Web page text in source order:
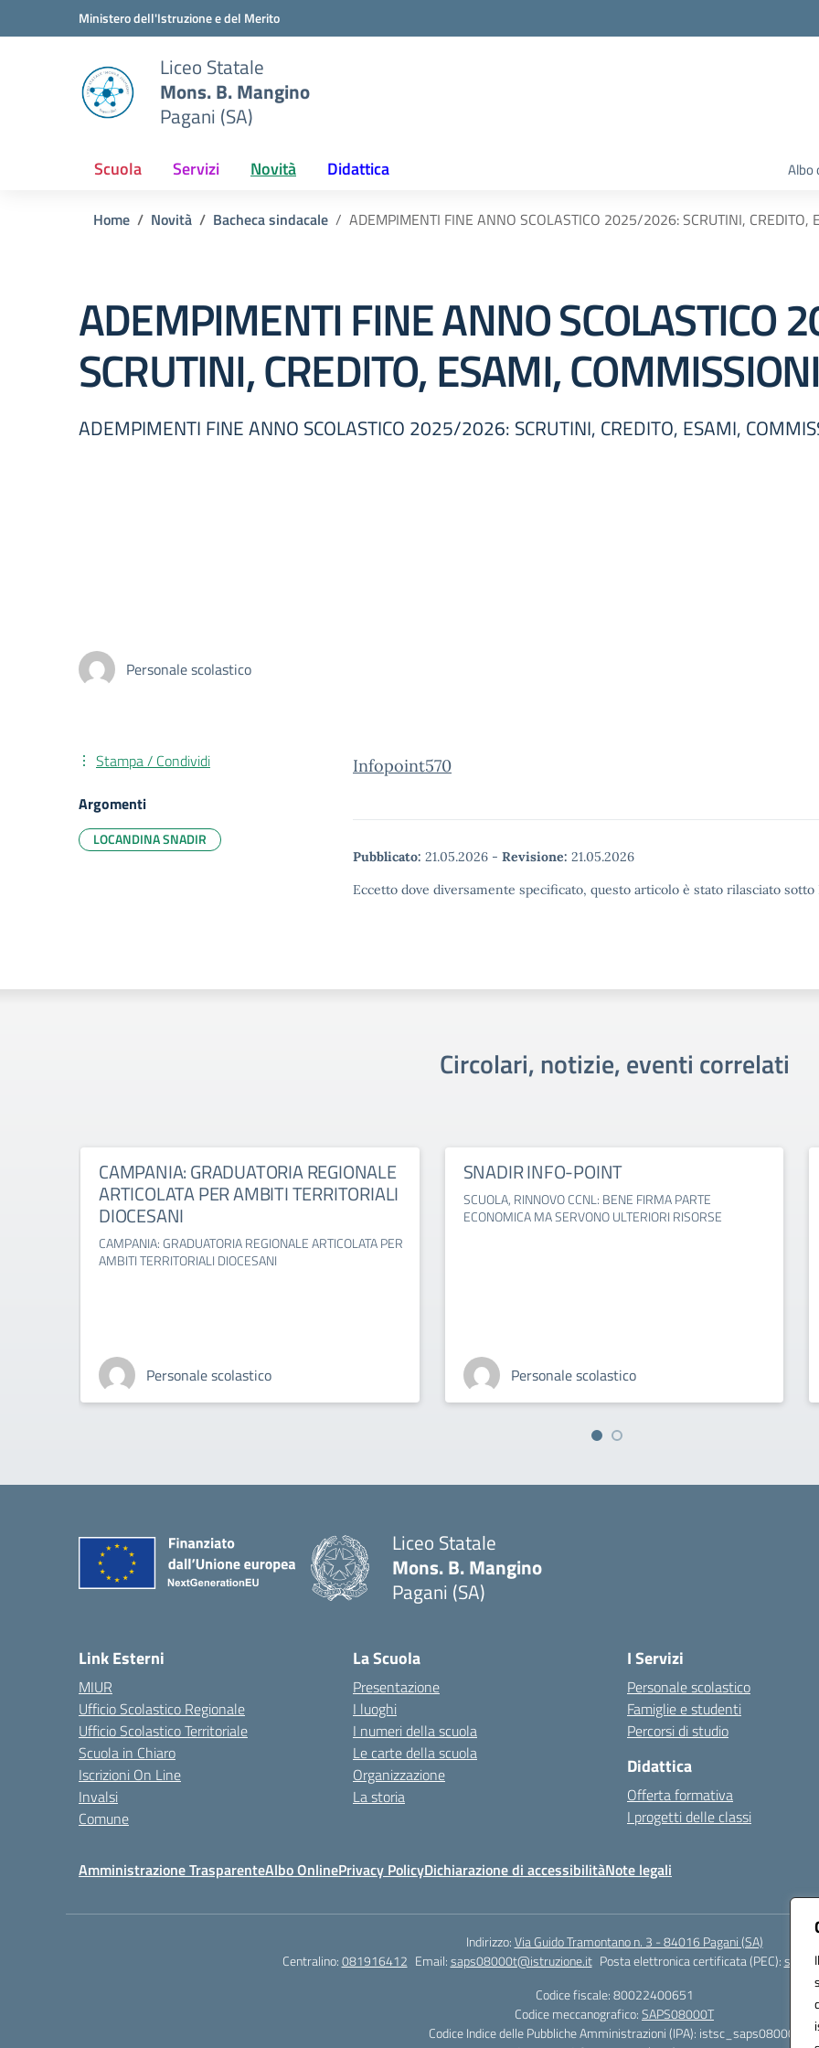
Vai ai contenuti
Vai al menu di navigazioneMinistero dell'Istruzione e del Merito
Liceo Statale
Mons. B. Mangino
Pagani (SA)
Scuola Servizi Novità Didattica Albo
Home Novità Bacheca sindacale ADEMPIMENTI FINE ANNO SCOLASTICO 2025/2026: SCRUTINI, CREDITO,
ADEMPIMENTI FINE ANNO SCOLASTICO
SCRUTINI, CREDITO, ESAMI,
ADEMPIMENTI FINE ANNO SCOLASTICO 2025/2026: SCRUTINI, CREDITO, ESAMI,
Personale scolastico
Infopoint570
Pubblicato: 21.05.2026 - Revisione: 21.05.2026
Eccetto dove diversamente specificato, questo articolo è stato rilasciato
Stampa / Condividi
Argomenti
LOCANDINA SNADIR
Circolari, notizie, eventi correlati
CAMPANIA: GRADUATORIA REGIONALE
ARTICOLATA PER AMBITI TERRITORIALI
DIOCESANI
CAMPANIA: GRADUATORIA REGIONALE ARTICOLATA PER
AMBITI TERRITORIALI DIOCESANI
Personale scolastico
SNADIR INFO-POINT
SCUOLA, RINNOVO CCNL: BENE FIRMA PARTE
ECONOMICA MA SERVONO ULTERIORI RISORSE
Personale scolastico
Liceo Statale
Mons. B. Mangino
Pagani (SA)
Link Esterni
MIUR
Ufficio Scolastico Regionale
Ufficio Scolastico Territoriale
Scuola in Chiaro
Iscrizioni On Line
Invalsi
Comune
La Scuola
Presentazione
I luoghi
I numeri della scuola
Le carte della scuola
Organizzazione
La storia
I Servizi
Personale scolastico
Famiglie e studenti
Percorsi di studio
Didattica
Offerta formativa
I progetti delle classi
Amministrazione TrasparenteAlbo OnlinePrivacy PolicyDichiarazione di accessibilitàNote legali
Indirizzo:Via Guido Tramontano n. 3 - 84016 Pagani (SA)
Centralino:081916412 Email:saps08000t@istruzione.it Posta elettronica certificata (PEC):
Codice fiscale: 80022400651
Codice meccanografico:SAPS08000T
Codice Indice delle Pubbliche Amministrazioni (IPA): istsc_saps08000t